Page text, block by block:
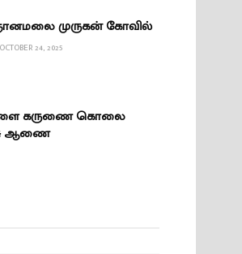
முருகன் கோவில்
OCTOBER 24, 2025
கருணை கொலை
ஆணை